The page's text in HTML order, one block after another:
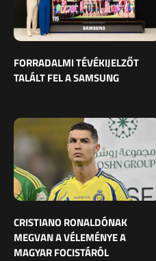
FORRADALMI TÉVÉKIJELZŐT
TALÁLT FEL A SAMSUNG
CRISTIANO RONALDÓNAK
MEGVAN A VÉLEMÉNYE A
MAGYAR FOCISTÁRÓL